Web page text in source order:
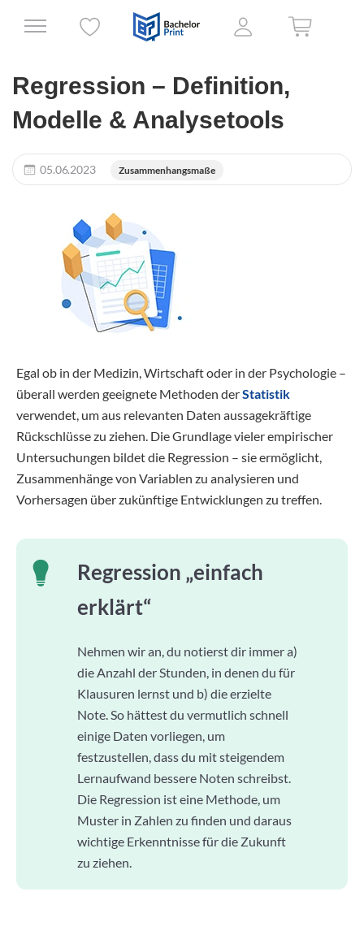
Regression – Definition,
Modelle & Analysetools
05.06.2023 Zusammenhangsmaße
Egal ob in der Medizin, Wirtschaft oder in der Psychologie –
überall werden geeignete Methoden derStatistik
verwendet, um aus relevanten Daten aussagekräftige
Rückschlüsse zu ziehen. Die Grundlage vieler empirischer
Untersuchungen bildet die Regression – sie ermöglicht,
Zusammenhänge von Variablen zu analysieren und
Vorhersagen über zukünftige Entwicklungen zu treffen.
Regression „einfach
erklärt“
Nehmen wir an, du notierst dir immer a)
die Anzahl der Stunden, in denen du für
Klausuren lernst und b) die erzielte
Note. So hättest du vermutlich schnell
einige Daten vorliegen, um
festzustellen, dass du mit steigendem
Lernaufwand bessere Noten schreibst.
Die Regression ist eine Methode, um
Muster in Zahlen zu finden und daraus
wichtige Erkenntnisse für die Zukunft
zu ziehen.